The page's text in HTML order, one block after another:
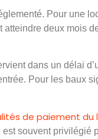
Pour une
deux mois
dans un délai
Pour les baux
de paiement du
souvent privilégié